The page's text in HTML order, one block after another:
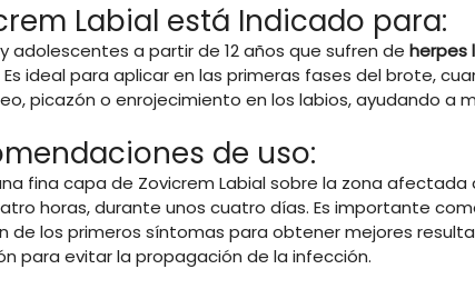
Labial está Indicado para:
y adolescentes a partir de 12 años que sufren de herpes
Es ideal para aplicar en las primeras fases del brote,
picazón o enrojecimiento en los labios, ayudando a
de uso:
una fina capa de Zovicrem Labial sobre la zona
horas, durante unos cuatro días. Es importante
de los primeros síntomas para obtener mejores
para evitar la propagación de la infección.